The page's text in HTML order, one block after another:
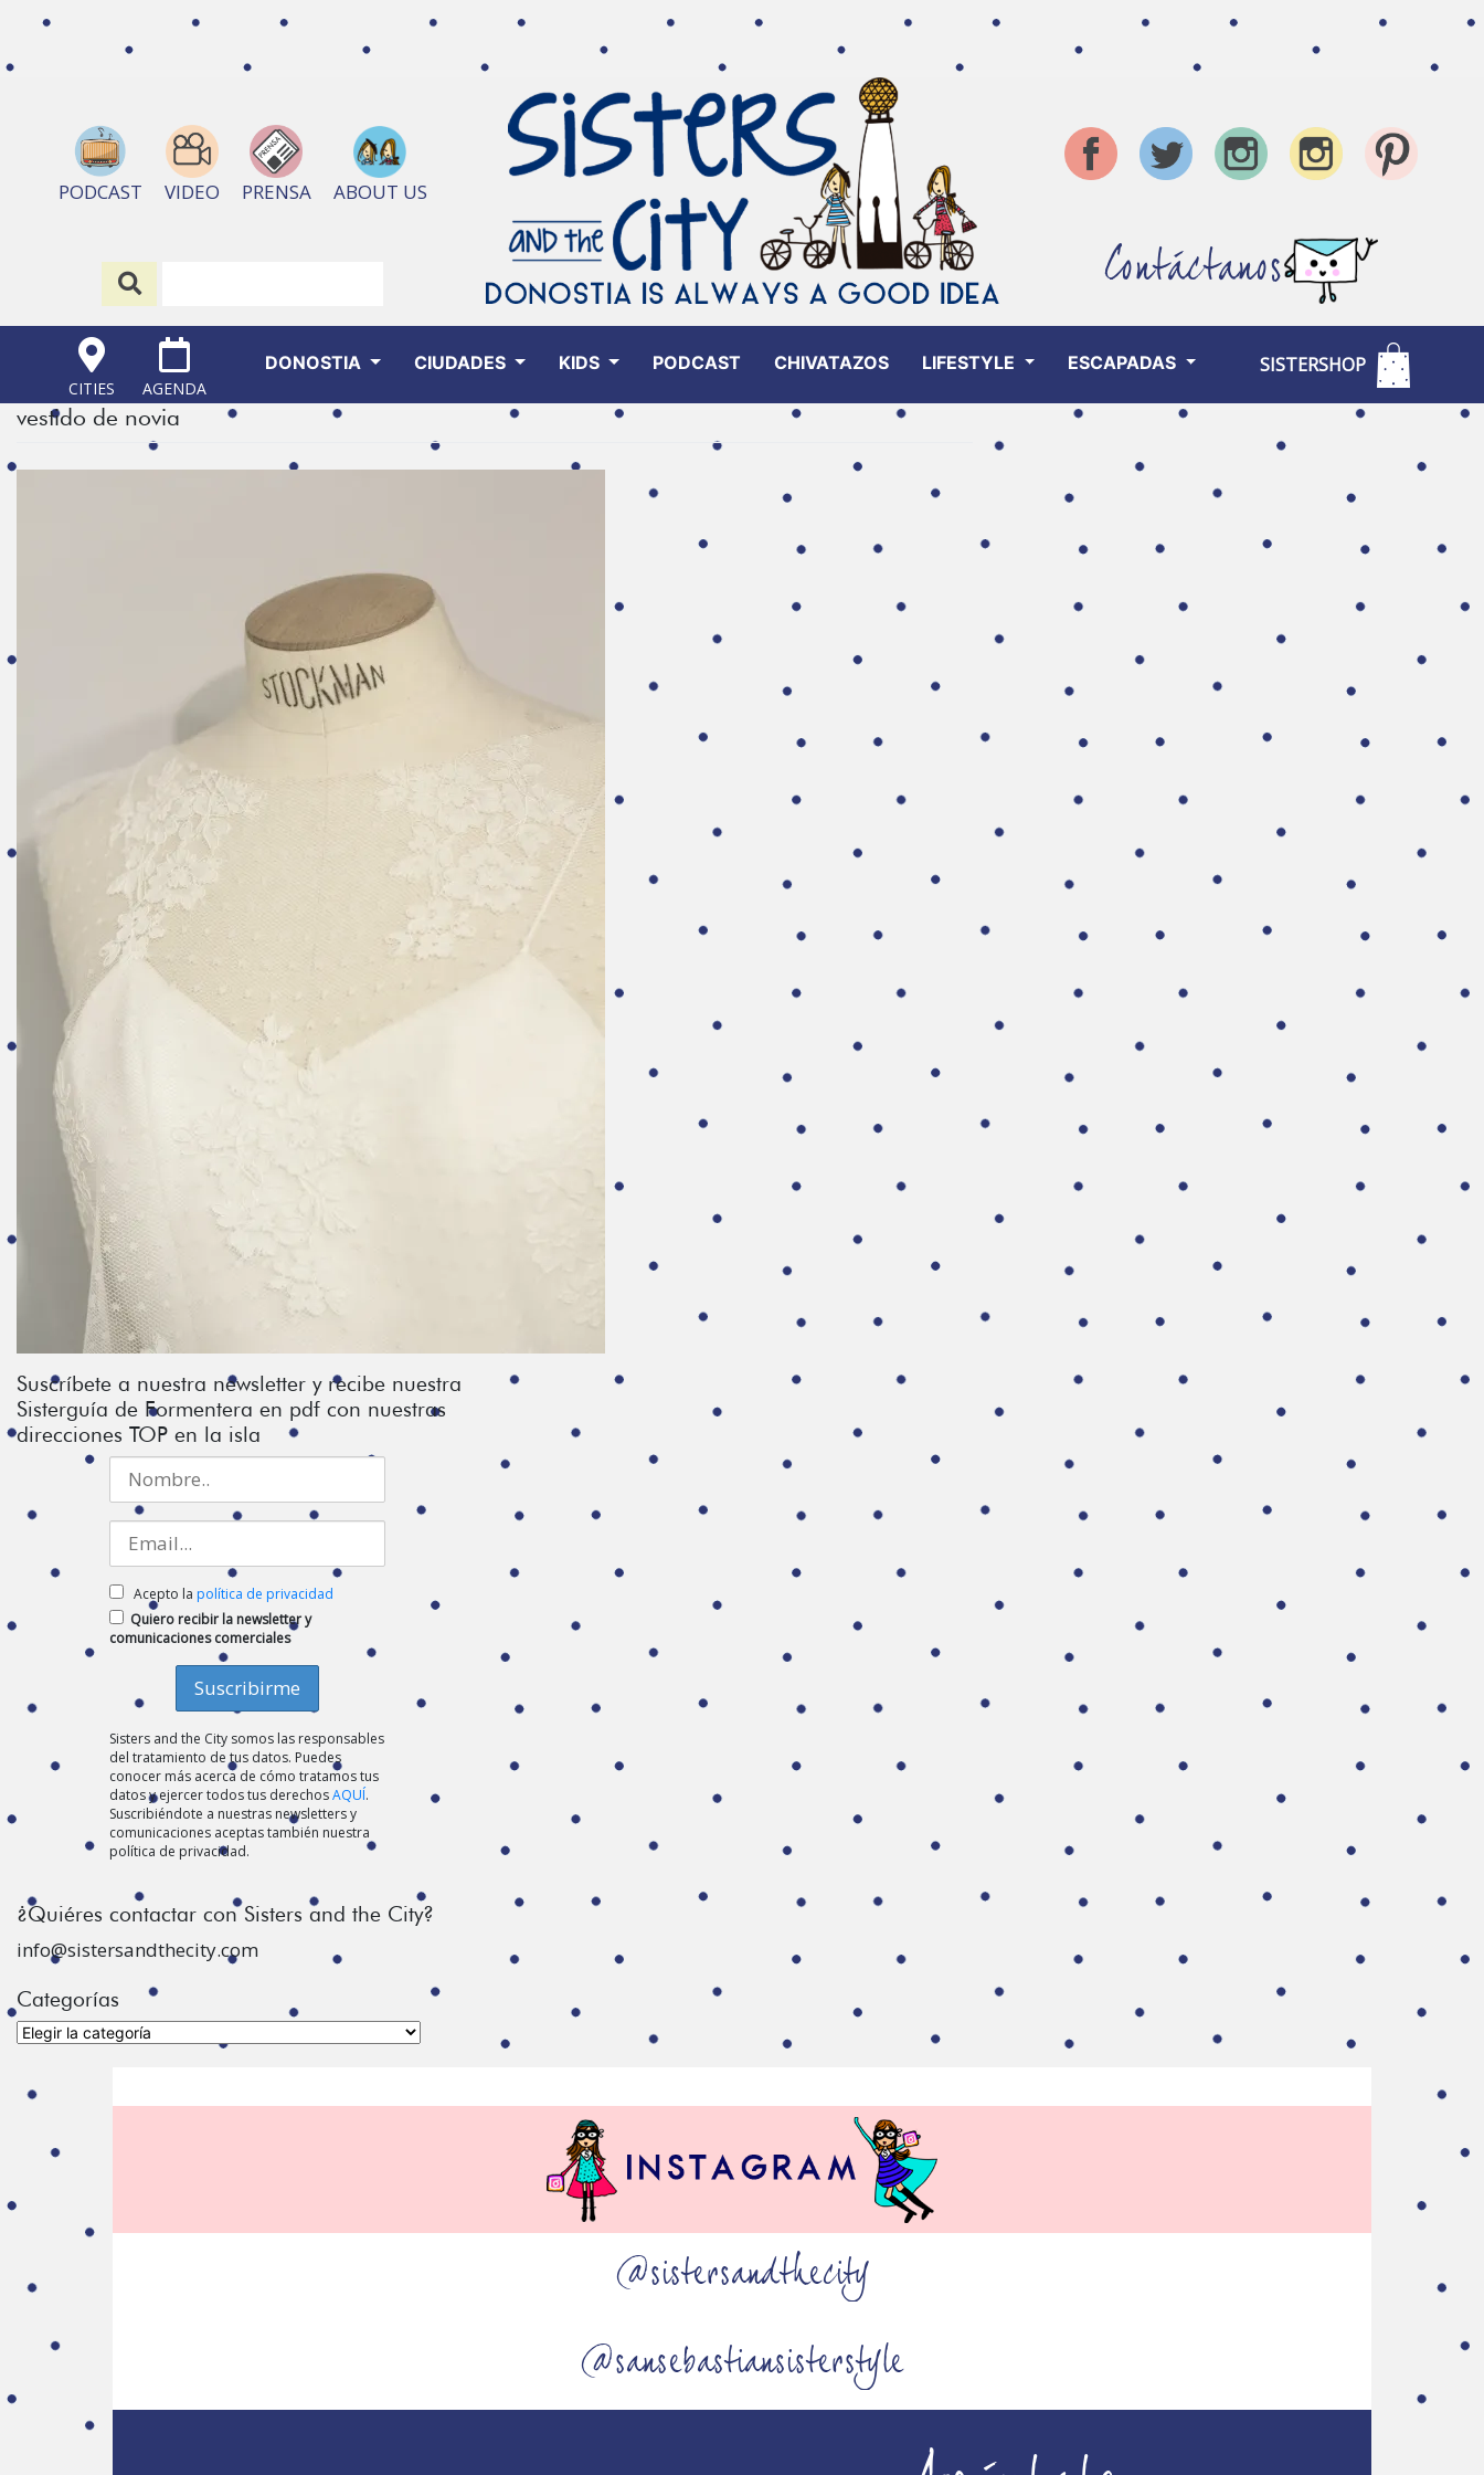
PODCAST VIDEO PRENSA ABOUT US
Contáctanos
CITIES AGENDA
DONOSTIA CIUDADES KIDS PODCAST CHIVATAZOS LIFESTYLE ESCAPADAS SISTERSHOP
vestido de novia
Suscríbete a nuestra newsletter y recibe nuestra
Sisterguía de Formentera en pdf con nuestras
direcciones TOP en la isla
Acepto la política de privacidad
Quiero recibir la newsletter y
comunicaciones comerciales
Sisters and the City somos las responsables
del tratamiento de tus datos. Puedes
conocer más acerca de cómo tratamos tus
datos y ejercer todos tus derechosAQUÍ.
Suscribiéndote a nuestras newsletters y
comunicaciones aceptas también nuestra
política de privacidad.
¿Quiéres contactar con Sisters and the City?
info@sistersandthecity.com
Categorías
Categorías
@sistersandthecity
@sansebastiansisterstyle